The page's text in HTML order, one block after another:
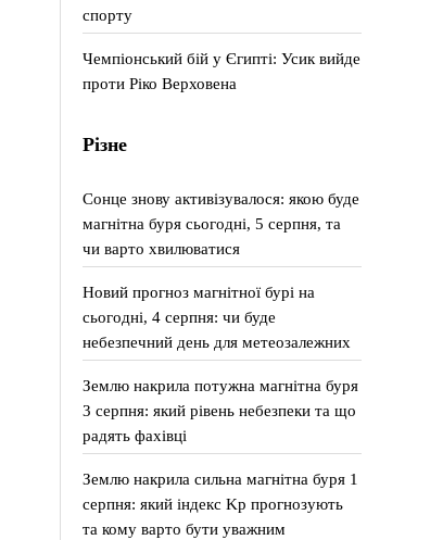
спорту
Чемпіонський бій у Єгипті: Усик вийде
проти Ріко Верховена
Різне
Сонце знову активізувалося: якою буде
магнітна буря сьогодні, 5 серпня, та
чи варто хвилюватися
Новий прогноз магнітної бурі на
сьогодні, 4 серпня: чи буде
небезпечний день для метеозалежних
Землю накрила потужна магнітна буря
3 серпня: який рівень небезпеки та що
радять фахівці
Землю накрила сильна магнітна буря 1
серпня: який індекс Kp прогнозують
та кому варто бути уважним